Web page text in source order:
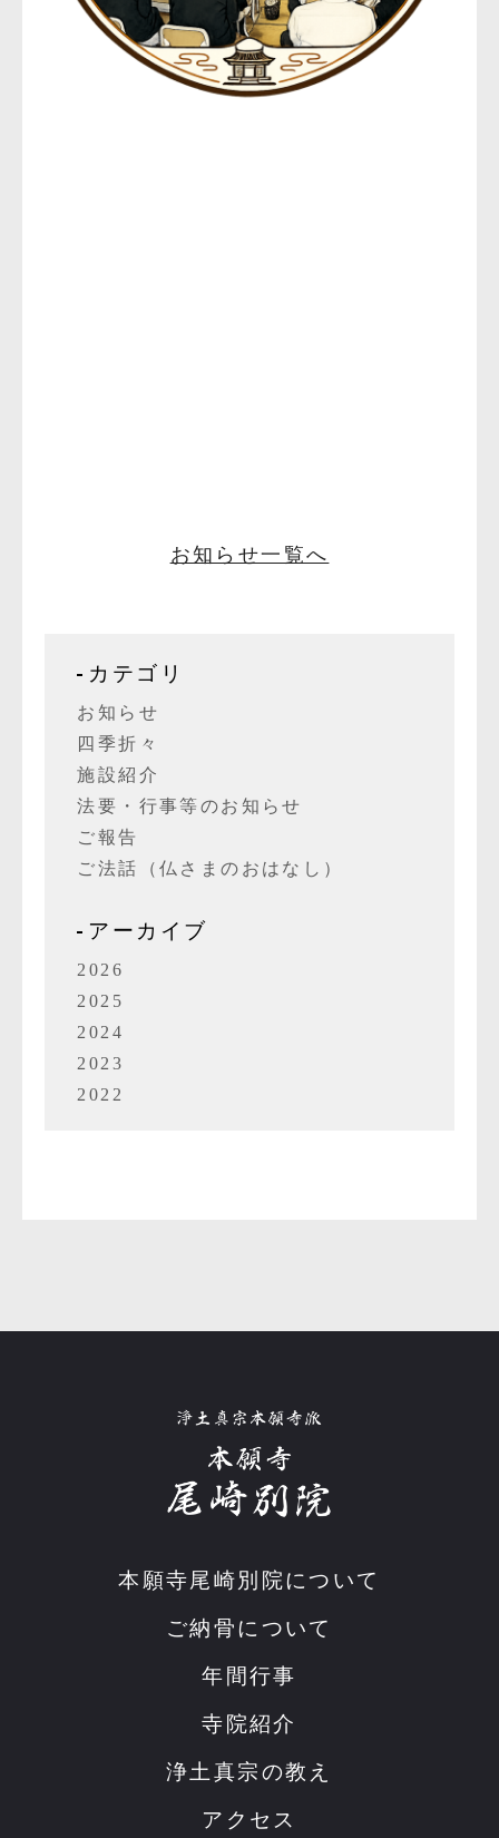
お知らせ一覧へ
カテゴリ
お知らせ
四季折々
施設紹介
法要・行事等のお知らせ
ご報告
ご法話（仏さまのおはなし）
アーカイブ
2026
2025
2024
2023
2022
本願寺尾崎別院について
ご納骨について
年間行事
寺院紹介
浄土真宗の教え
アクセス